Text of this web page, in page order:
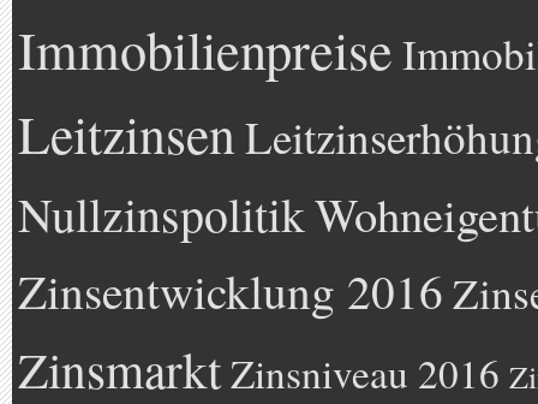
Immobilienpreise
Leitzinsen
Nullzinspolitik
Zinsentwicklung 2016
Zinsmarkt Zinsniveau 2016